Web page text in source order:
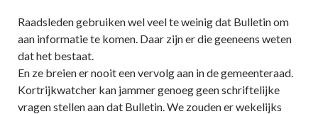
Raadsleden gebruiken wel veel te weinig dat Bulletin om
aan informatie te komen. Daar zijn er die geeneens weten
dat het bestaat.
En ze breien er nooit een vervolg aan in de gemeenteraad.
Kortrijkwatcher kan jammer genoeg geen schriftelijke
vragen stellen aan dat Bulletin. We zouden er wekelijks